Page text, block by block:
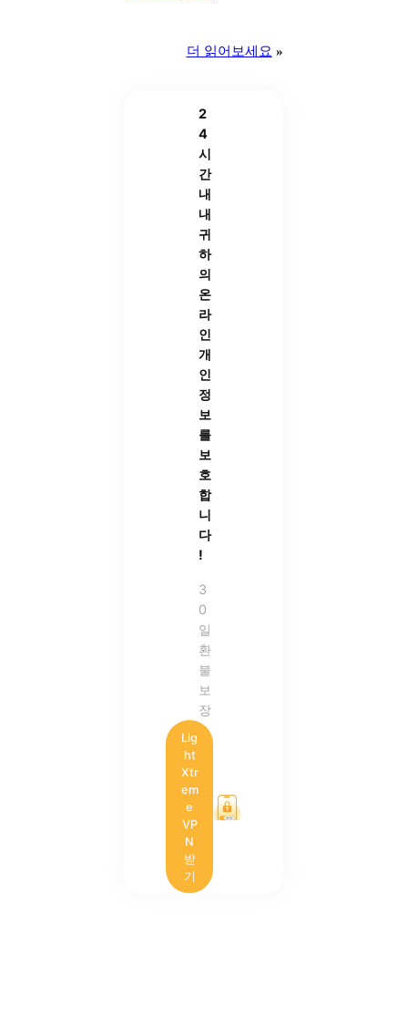
더 읽어보세요 »
2
4
시
간
내
내
귀
하
의
온
라
인
개
인
정
보
를
보
호
합
니
다
!
3
0
일
환
불
보
장
Lig
ht
Xtr
em
e
VP
N
받
기